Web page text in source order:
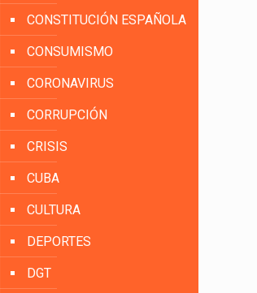
CONSTITUCIÓN ESPAÑOLA
CONSUMISMO
CORONAVIRUS
CORRUPCIÓN
CRISIS
CUBA
CULTURA
DEPORTES
DGT